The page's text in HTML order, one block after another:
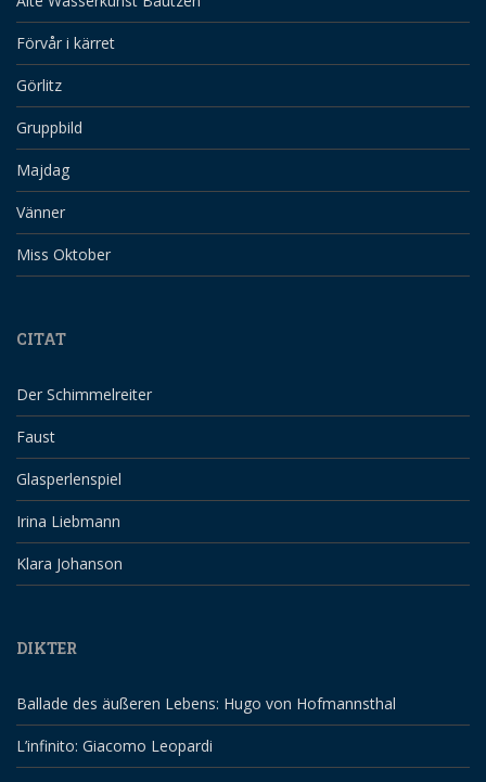
Förvår i kärret
Görlitz
Gruppbild
Majdag
Vänner
Miss Oktober
CITAT
Der Schimmelreiter
Faust
Glasperlenspiel
Irina Liebmann
Klara Johanson
DIKTER
Ballade des äußeren Lebens: Hugo von Hofmannsthal
L’infinito: Giacomo Leopardi